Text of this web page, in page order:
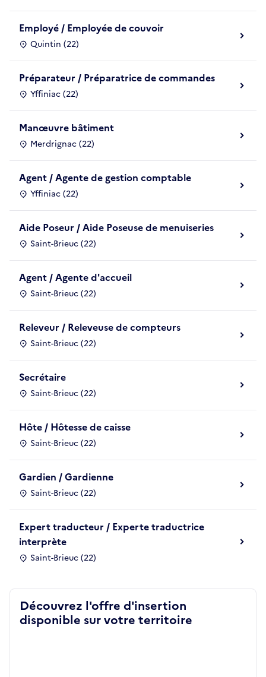
Employé / Employée de couvoir
Quintin (22)
Préparateur / Préparatrice de commandes
Yffiniac (22)
Manœuvre bâtiment
Merdrignac (22)
Agent / Agente de gestion comptable
Yffiniac (22)
Aide Poseur / Aide Poseuse de menuiseries
Saint-Brieuc (22)
Agent / Agente d'accueil
Saint-Brieuc (22)
Releveur / Releveuse de compteurs
Saint-Brieuc (22)
Secrétaire
Saint-Brieuc (22)
Hôte / Hôtesse de caisse
Saint-Brieuc (22)
Gardien / Gardienne
Saint-Brieuc (22)
Expert traducteur / Experte traductrice
interprète
Saint-Brieuc (22)
Découvrez l'offre d'insertion
disponible sur votre territoire